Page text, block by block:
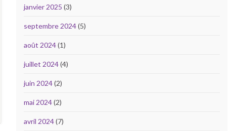
janvier 2025 (3)
septembre 2024(5)
août 2024(1)
juillet 2024(4)
juin 2024(2)
mai 2024(2)
avril 2024(7)